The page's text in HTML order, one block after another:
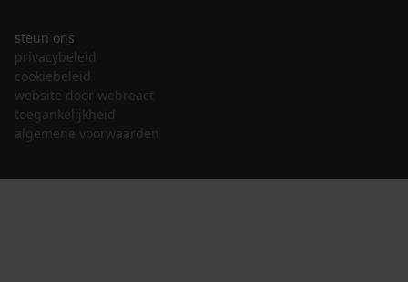
steun ons
privacybeleid
cookiebeleid
website door webreact
toegankelijkheid
algemene voorwaarden